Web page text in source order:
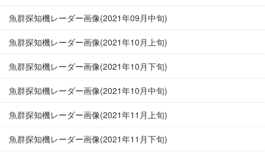
魚群探知機レーダー画像(2021年09月中旬)
魚群探知機レーダー画像(2021年10月上旬)
魚群探知機レーダー画像(2021年10月下旬)
魚群探知機レーダー画像(2021年10月中旬)
魚群探知機レーダー画像(2021年11月上旬)
魚群探知機レーダー画像(2021年11月下旬)